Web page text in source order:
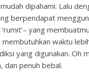
dipahami. Lalu
berpendapat
yang
membutuhkan waktu
yang digunakan. Oh
dan penuh bebal.